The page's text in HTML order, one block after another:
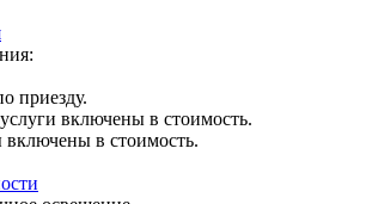
приезду.
включены в стоимость.
в стоимость.